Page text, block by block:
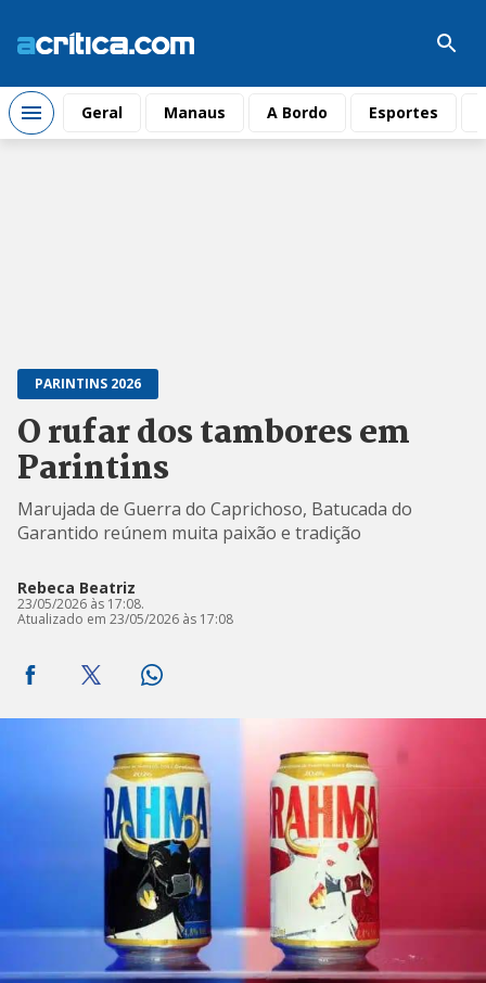
Geral Manaus A Bordo Esportes
PARINTINS 2026
O rufar dos tambores em
Parintins
Marujada de Guerra do Caprichoso, Batucada do
Garantido reúnem muita paixão e tradição
Rebeca Beatriz
23/05/2026 às 17:08.
Atualizado em 23/05/2026 às 17:08